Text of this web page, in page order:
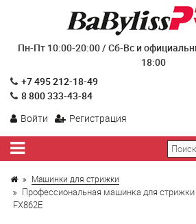
Пн-Пт 10:00-20:00 / Сб-Вс и
18:00
+7 495 212-18-49
8 800 333-43-84
Войти Регистрация
Машинки для стрижки
Профессиональная машинка для стрижки
FX862E